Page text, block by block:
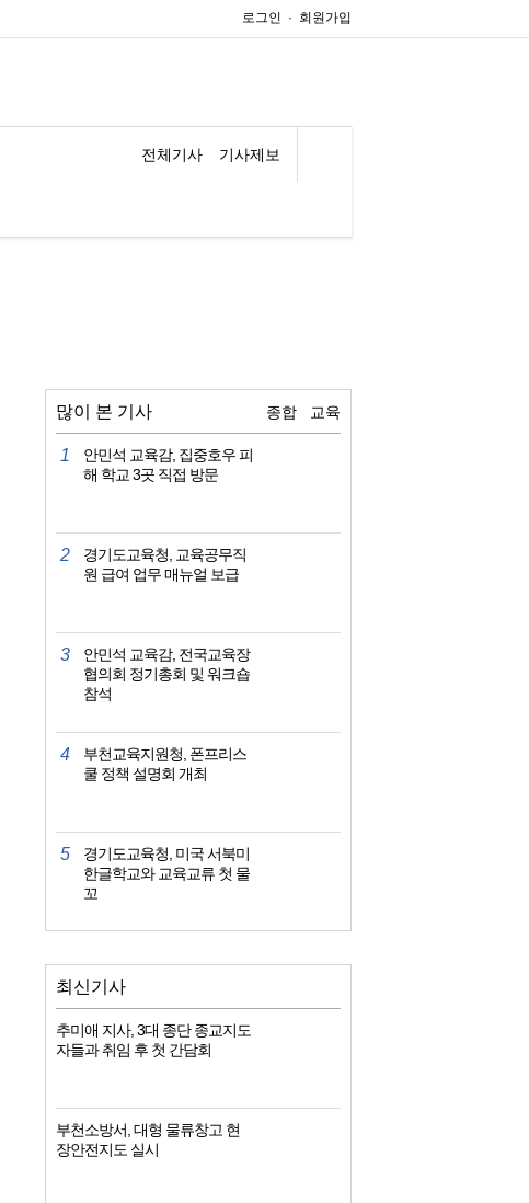
로그인 · 회원가입
전체기사 기사제보
많이 본 기사 종합 교육
1
안민석 교육감, 집중호우 피
해 학교 3곳 직접 방문
2
경기도교육청, 교육공무직
원 급여 업무 매뉴얼 보급
3
안민석 교육감, 전국교육장
협의회 정기총회 및 워크숍
참석
4
부천교육지원청, 폰프리스
쿨 정책 설명회 개최
5
경기도교육청, 미국 서북미
한글학교와 교육교류 첫 물
꼬
최신기사
추미애 지사, 3대 종단 종교지도
자들과 취임 후 첫 간담회
부천소방서, 대형 물류창고 현
장안전지도 실시